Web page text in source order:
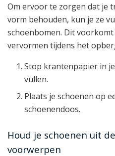
Om ervoor te zorgen dat je
vorm behouden, kun je ze
schoenbomen. Dit
vervormen tijdens het
Stop krantenpapier in
vullen.
Plaats je schoenen op
schoenendoos.
Houd je schoenen uit
voorwerpen